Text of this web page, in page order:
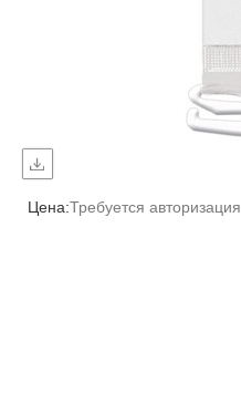
Цена:Требуется авторизация